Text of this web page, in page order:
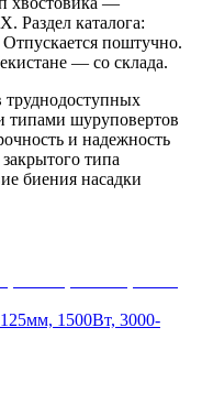
Раздел каталога:
поштучно.
— со склада.
труднодоступных
типами шуруповертов
и надежность
типа
биения насадки
1500Вт, 3000-